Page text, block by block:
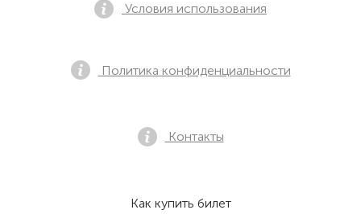
Условия использования
Политика конфиденциальности
Контакты
Как купить билет